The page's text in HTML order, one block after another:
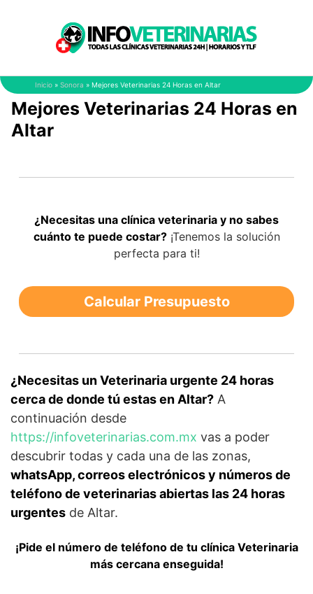
Inicio » Sonora » Mejores Veterinarias 24 Horas en Altar
Mejores Veterinarias 24 Horas en
Altar
¿Necesitas una clínica veterinaria y no sabes
cuánto te puede costar?¡Tenemos la solución
perfecta para ti!
Calcular Presupuesto
¿Necesitas un Veterinaria urgente 24 horas
cerca de donde tú estas en Altar? A
continuación desde
https://infoveterinarias.com.mx vas a poder
descubrir todas y cada una de las zonas,
whatsApp, correos electrónicos y números de
teléfono de veterinarias abiertas las 24 horas
urgentes de Altar.
¡Pide el número de teléfono de tu clínica Veterinaria
más cercana enseguida!